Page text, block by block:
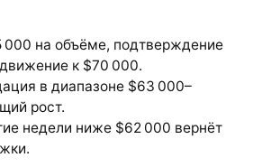
000 на объёме, подтверждение
движение к $70 000.
в диапазоне $63 000–
рост.
недели ниже $62 000 вернёт